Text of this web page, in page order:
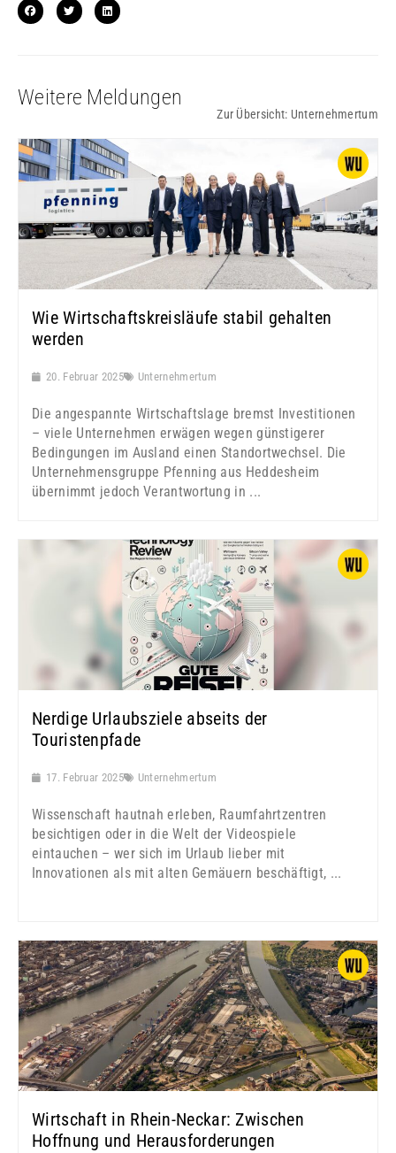
Weitere Meldungen
Zur Übersicht: Unternehmertum
Wie Wirtschaftskreisläufe stabil gehalten
werden
20. Februar 2025 Unternehmertum
Die angespannte Wirtschaftslage bremst Investitionen
– viele Unternehmen erwägen wegen günstigerer
Bedingungen im Ausland einen Standortwechsel. Die
Unternehmensgruppe Pfenning aus Heddesheim
übernimmt jedoch Verantwortung in ...
Nerdige Urlaubsziele abseits der
Touristenpfade
17. Februar 2025 Unternehmertum
Wissenschaft hautnah erleben, Raumfahrtzentren
besichtigen oder in die Welt der Videospiele
eintauchen – wer sich im Urlaub lieber mit
Innovationen als mit alten Gemäuern beschäftigt, ...
Wirtschaft in Rhein-Neckar: Zwischen
Hoffnung und Herausforderungen